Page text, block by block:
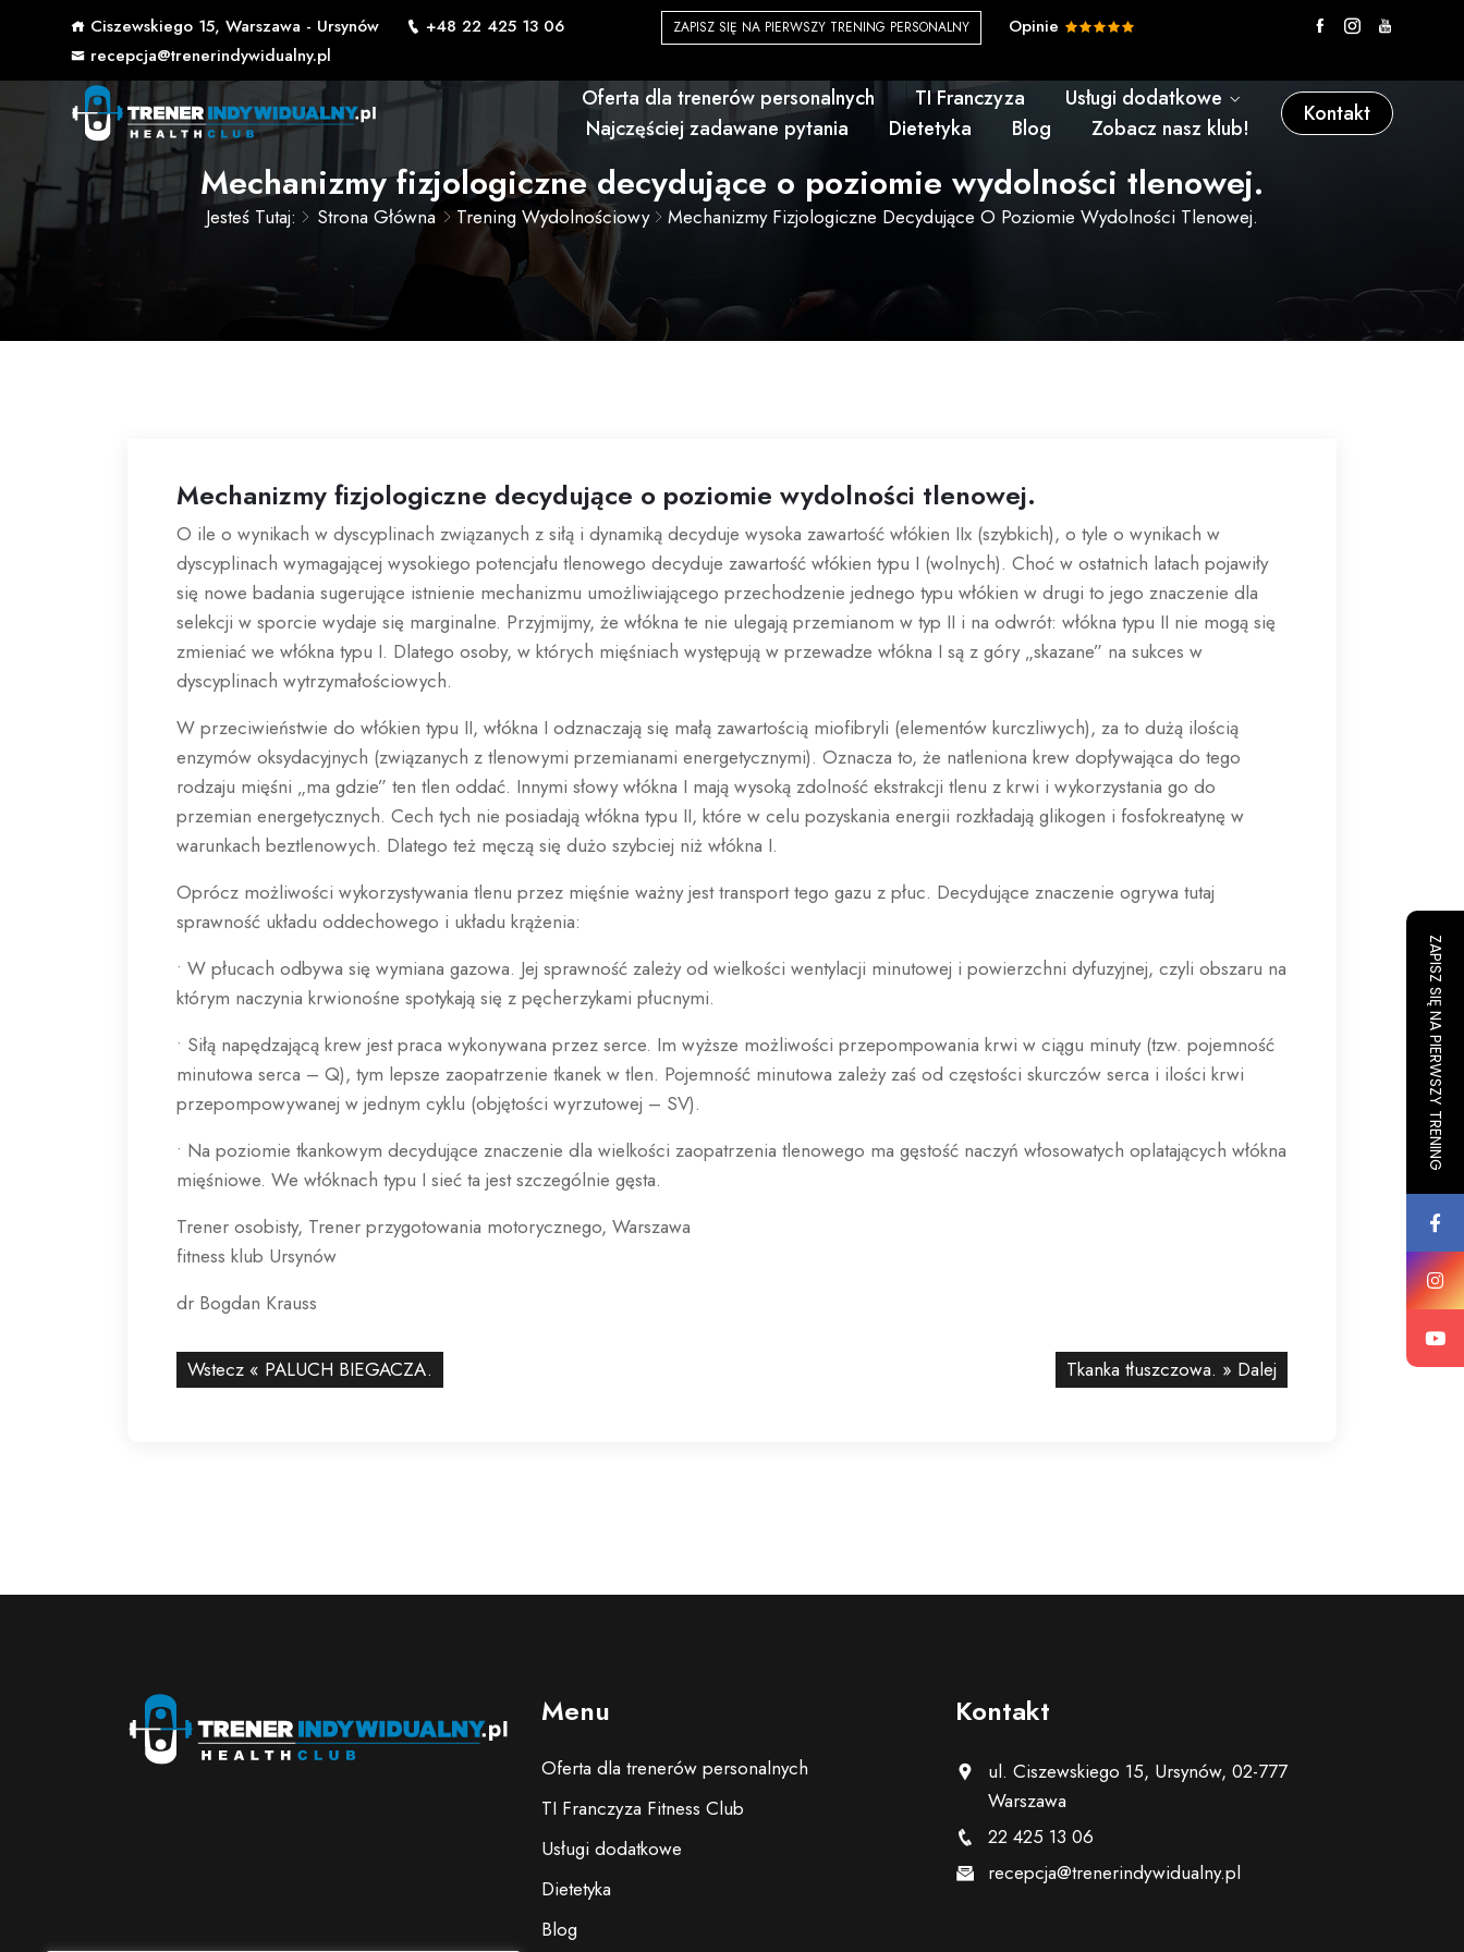
Ciszewskiego 15, Warszawa - Ursynów
+48 22 425 13 06
recepcja@trenerindywidualny.pl
ZAPISZ SIĘ NA PIERWSZY TRENING PERSONALNY Opinie
Oferta dla trenerów personalnych TI Franczyza
Usługi dodatkowe
Najczęściej zadawane pytania
Dietetyka Blog Zobacz nasz klub!
Kontakt
Mechanizmy fizjologiczne decydujące o poziomie wydolności tlenowej.
Jesteś Tutaj: Strona Główna Trening Wydolnościowy Mechanizmy Fizjologiczne Decydujące O Poziomie Wydolności Tlenowej.
Mechanizmy fizjologiczne decydujące o poziomie wydolności tlenowej.
O ile o wynikach w dyscyplinach związanych z siłą i dynamiką decyduje wysoka zawartość włókien IIx (szybkich), o tyle o wynikach w
dyscyplinach wymagającej wysokiego potencjału tlenowego decyduje zawartość włókien typu I (wolnych). Choć w ostatnich latach pojawiły
się nowe badania sugerujące istnienie mechanizmu umożliwiającego przechodzenie jednego typu włókien w drugi to jego znaczenie dla
selekcji w sporcie wydaje się marginalne. Przyjmijmy, że włókna te nie ulegają przemianom w typ II i na odwrót: włókna typu II nie mogą się
zmieniać we włókna typu I. Dlatego osoby, w których mięśniach występują w przewadze włókna I są z góry „skazane” na sukces w
dyscyplinach wytrzymałościowych.
W przeciwieństwie do włókien typu II, włókna I odznaczają się małą zawartością miofibryli (elementów kurczliwych), za to dużą ilością
enzymów oksydacyjnych (związanych z tlenowymi przemianami energetycznymi). Oznacza to, że natleniona krew dopływająca do tego
rodzaju mięśni „ma gdzie” ten tlen oddać. Innymi słowy włókna I mają wysoką zdolność ekstrakcji tlenu z krwi i wykorzystania go do
przemian energetycznych. Cech tych nie posiadają włókna typu II, które w celu pozyskania energii rozkładają glikogen i fosfokreatynę w
warunkach beztlenowych. Dlatego też męczą się dużo szybciej niż włókna I.
Oprócz możliwości wykorzystywania tlenu przez mięśnie ważny jest transport tego gazu z płuc. Decydujące znaczenie ogrywa tutaj
sprawność układu oddechowego i układu krążenia:
• W płucach odbywa się wymiana gazowa. Jej sprawność zależy od wielkości wentylacji minutowej i powierzchni dyfuzyjnej, czyli obszaru na
którym naczynia krwionośne spotykają się z pęcherzykami płucnymi.
• Siłą napędzającą krew jest praca wykonywana przez serce. Im wyższe możliwości przepompowania krwi w ciągu minuty (tzw. pojemność
minutowa serca – Q), tym lepsze zaopatrzenie tkanek w tlen. Pojemność minutowa zależy zaś od częstości skurczów serca i ilości krwi
przepompowywanej w jednym cyklu (objętości wyrzutowej – SV).
• Na poziomie tkankowym decydujące znaczenie dla wielkości zaopatrzenia tlenowego ma gęstość naczyń włosowatych oplatających włókna
mięśniowe. We włóknach typu I sieć ta jest szczególnie gęsta.
Trener osobisty, Trener przygotowania motorycznego, Warszawa
fitness klub Ursynów
dr Bogdan Krauss
Wstecz « PALUCH BIEGACZA. Tkanka tłuszczowa. » Dalej
Menu
Oferta dla trenerów personalnych
TI Franczyza Fitness Club
Usługi dodatkowe
Dietetyka
Blog
Kontakt
ul. Ciszewskiego 15, Ursynów, 02-777
Warszawa
22 425 13 06
recepcja@trenerindywidualny.pl
ZAPISZ SIĘ NA PIERWSZY TRENING